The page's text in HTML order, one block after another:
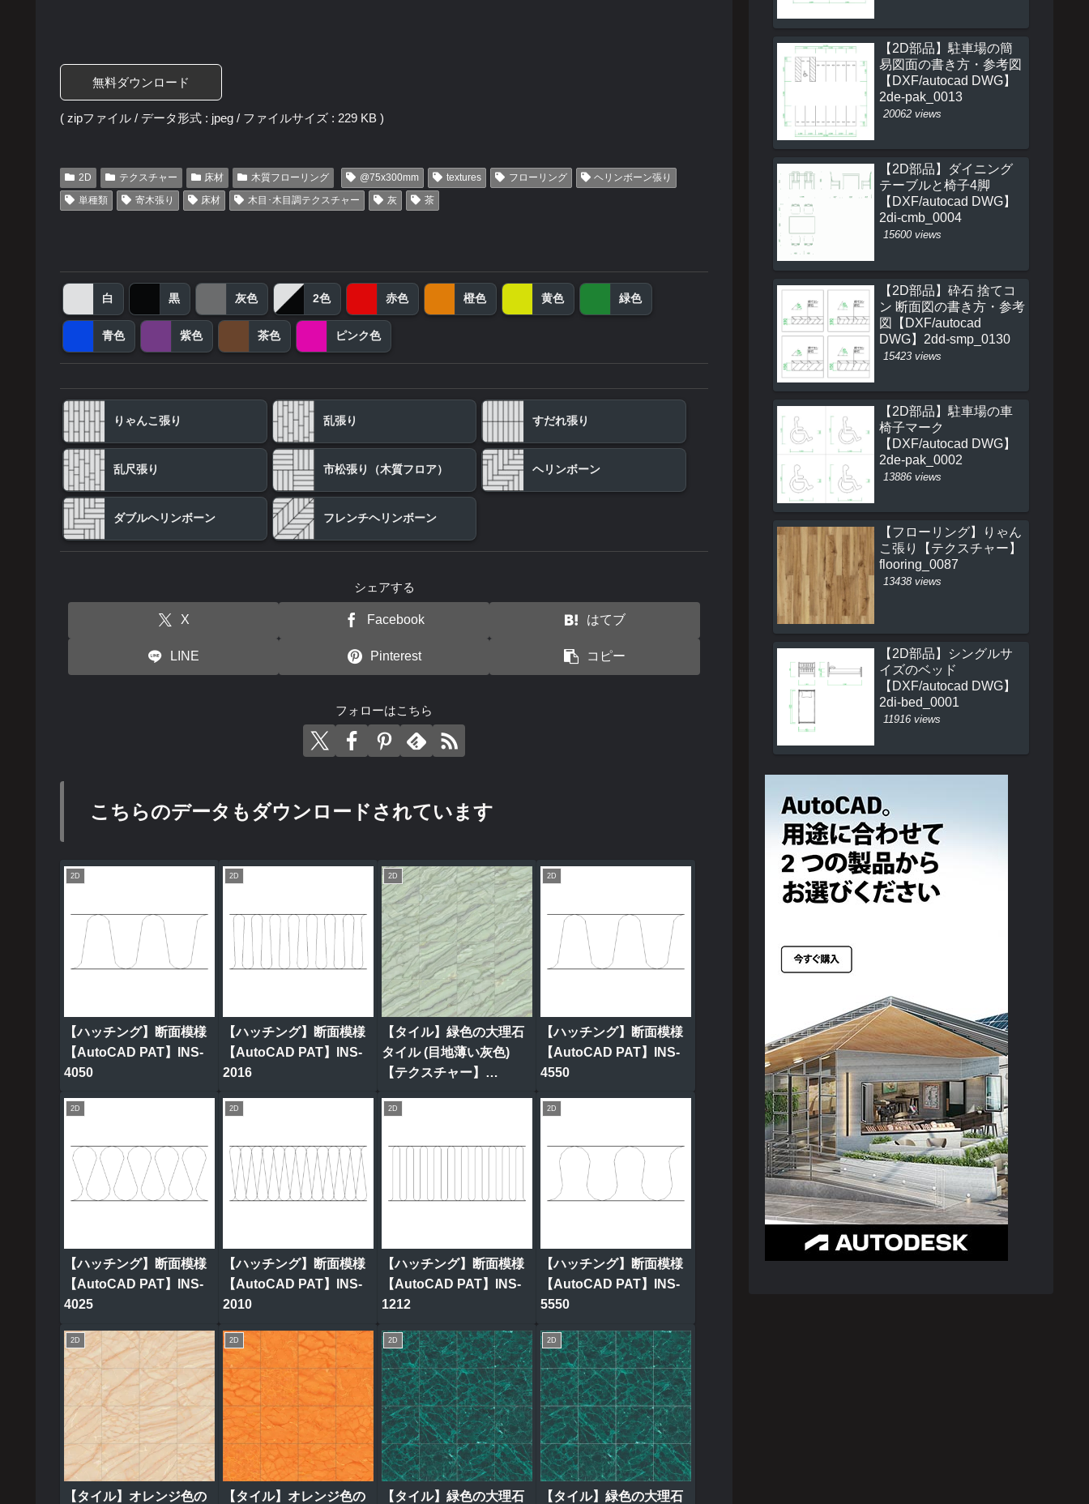
無料ダウンロード
( zipファイル / データ形式 : jpeg / ファイルサイズ : 229 KB )
2D テクスチャー 床材 木質フローリング @75x300mm textures フローリング
ヘリンボーン張り
単種類
寄木張り 床材 木目･木目調テクスチャー 灰 茶
白 黒 灰色 2色 赤色 橙色 黄色 緑色
青色 紫色 茶色 ピンク色
りゃんこ張り 乱張り すだれ張り
乱尺張り 市松張り（木質フロア） ヘリンボーン
ダブルヘリンボーン フレンチヘリンボーン
シェアする
X Facebook はてブ
LINE Pinterest コピー
フォローはこちら
こちらのデータもダウンロードされています
2D
【ハッチング】断面模様
【AutoCAD PAT】INS-
4050
2D
【ハッチング】断面模様
【AutoCAD PAT】INS-
2016
2D
【タイル】緑色の大理石
タイル (目地薄い灰色)
【テクスチャー】
2D
【ハッチング】断面模様
【AutoCAD PAT】INS-
4550
2D
【ハッチング】断面模様
【AutoCAD PAT】INS-
4025
2D
【ハッチング】断面模様
【AutoCAD PAT】INS-
2010
2D
【ハッチング】断面模様
【AutoCAD PAT】INS-
1212
2D
【ハッチング】断面模様
【AutoCAD PAT】INS-
5550
2D
【タイル】オレンジ色の
2D
【タイル】オレンジ色の
2D
【タイル】緑色の大理石
2D
【タイル】緑色の大理石
【2D部品】駐車場の簡
易図面の書き方・参考図
【DXF/autocad DWG】
2de-pak_0013
20062 views
【2D部品】ダイニング
テーブルと椅子4脚
【DXF/autocad DWG】
2di-cmb_0004
15600 views
【2D部品】砕石 捨てコ
ン 断面図の書き方・参考
図【DXF/autocad
DWG】2dd-smp_0130
15423 views
【2D部品】駐車場の車
椅子マーク
【DXF/autocad DWG】
2de-pak_0002
13886 views
【フローリング】りゃん
こ張り【テクスチャー】
flooring_0087
13438 views
【2D部品】シングルサ
イズのベッド
【DXF/autocad DWG】
2di-bed_0001
11916 views